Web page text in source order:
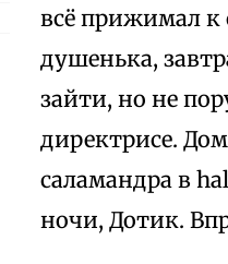
всё прижимал к
душенька,
зайти, но не
директрисе.
саламандра в
ночи, Дотик.